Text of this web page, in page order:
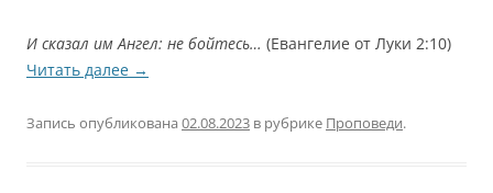
И сказал им Ангел: не бойтесь… (Евангелие от Луки 2:10)
Читать далее →
Запись опубликована 02.08.2023 в рубрике Проповеди.